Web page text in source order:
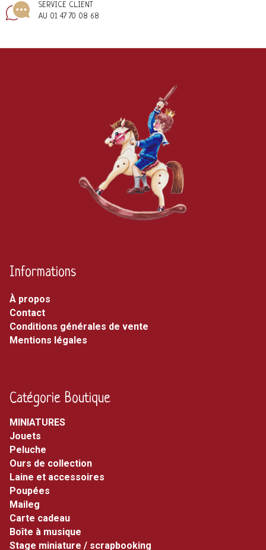
SERVICE CLIENT
AU 01 47 70 08 68
Informations
À propos
Contact
Conditions générales de vente
Mentions légales
Catégorie Boutique
MINIATURES
jouets
peluche
ours de collection
laine et accessoires
poupées
maileg
carte cadeau
boîte à musique
stage miniature / scrapbooking